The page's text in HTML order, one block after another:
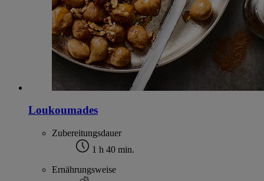
Loukoumades
Zubereitungsdauer
1 h 40 min.
Ernährungsweise